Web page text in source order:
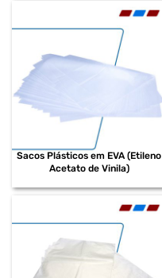
Sacos Plásticos em EVA (Etileno
Acetato de Vinila)